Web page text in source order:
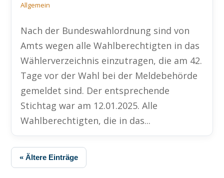
Allgemein
Nach der Bundeswahlordnung sind von
Amts wegen alle Wahlberechtigten in das
Wählerverzeichnis einzutragen, die am 42.
Tage vor der Wahl bei der Meldebehörde
gemeldet sind. Der entsprechende
Stichtag war am 12.01.2025. Alle
Wahlberechtigten, die in das...
« Ältere Einträge